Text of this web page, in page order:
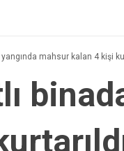
yangında mahsur kalan 4 kişi